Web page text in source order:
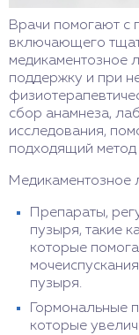
Врачи помогают с
включающего
медикаментозное
поддержку и при
сбор анамнеза,
исследования,
подходящий
Медикаментозное
Препараты,
пузыря, такие
которые
пузыря.
Гормональные
которые